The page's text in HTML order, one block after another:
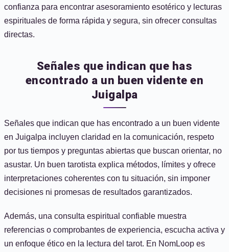
confianza para encontrar asesoramiento esotérico y lecturas
espirituales de forma rápida y segura, sin ofrecer consultas
directas.
Señales que indican que has
encontrado a un buen vidente en
Juigalpa
Señales que indican que has encontrado a un buen vidente
en Juigalpa incluyen claridad en la comunicación, respeto
por tus tiempos y preguntas abiertas que buscan orientar, no
asustar. Un buen tarotista explica métodos, límites y ofrece
interpretaciones coherentes con tu situación, sin imponer
decisiones ni promesas de resultados garantizados.
Además, una consulta espiritual confiable muestra
referencias o comprobantes de experiencia, escucha activa y
un enfoque ético en la lectura del tarot. En NomLoop es